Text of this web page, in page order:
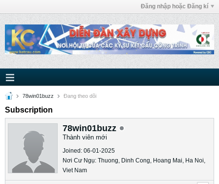
Đăng nhập hoặc Đăng kí
78win01buzz Ðang theo dõi
Subscription
78win01buzz
Thành viên mới
Joined: 06-01-2025
Nơi Cư Ngụ: Thuong, Dinh Cong, Hoang Mai, Ha Noi,
Viet Nam